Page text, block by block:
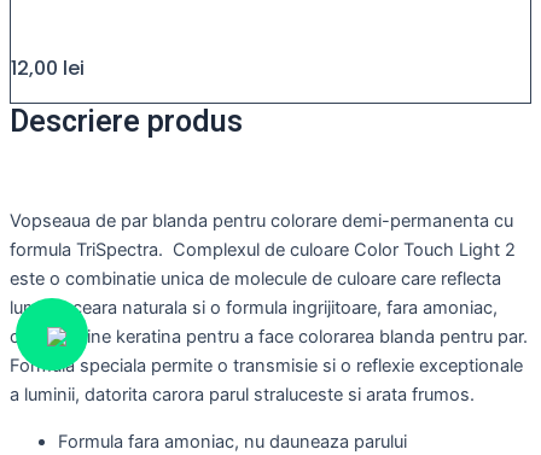
12,00 lei
Descriere produs
Vopseaua de par blanda pentru colorare demi-permanenta cu
formula TriSpectra. Complexul de culoare Color Touch Light 2
este o combinatie unica de molecule de culoare care reflecta
lumina, ceara naturala si o formula ingrijitoare, fara amoniac,
care contine keratina pentru a face colorarea blanda pentru par.
Formula speciala permite o transmisie si o reflexie exceptionale
a luminii, datorita carora parul straluceste si arata frumos.
Formula fara amoniac, nu dauneaza parului